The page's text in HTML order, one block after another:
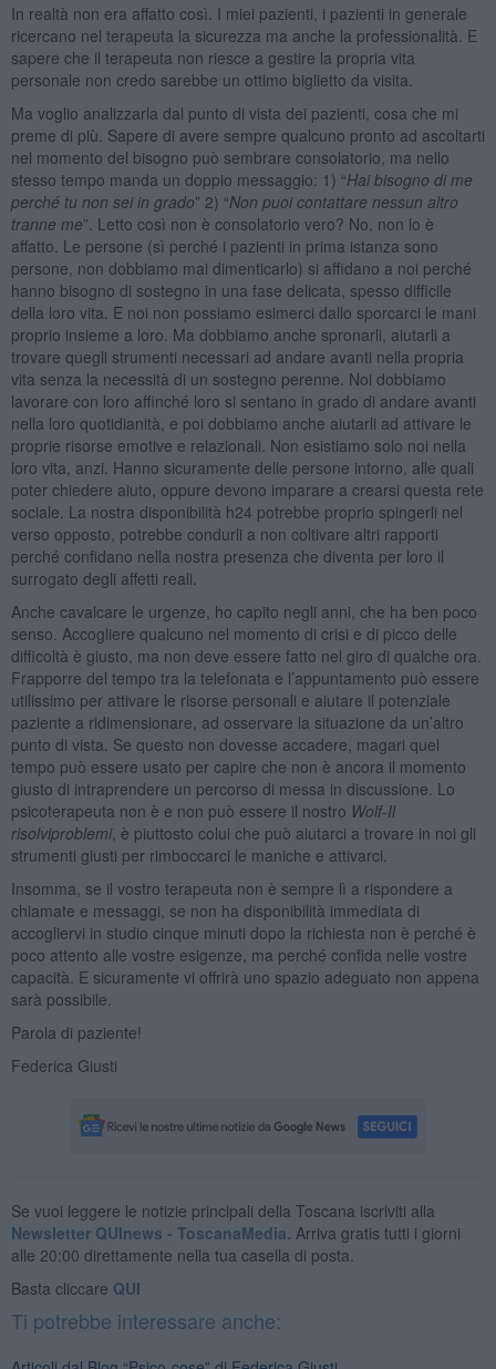
In realtà non era affatto così. I miei pazienti, i pazienti in generale
ricercano nel terapeuta la sicurezza ma anche la professionalità. E
sapere che il terapeuta non riesce a gestire la propria vita
personale non credo sarebbe un ottimo biglietto da visita.
Ma voglio analizzarla dal punto di vista dei pazienti, cosa che mi
preme di più. Sapere di avere sempre qualcuno pronto ad ascoltarti
nel momento del bisogno può sembrare consolatorio, ma nello
stesso tempo manda un doppio messaggio: 1) “Hai bisogno di me
perché tu non sei in grado” 2) “Non puoi contattare nessun altro
tranne me”. Letto così non è consolatorio vero? No, non lo è
affatto. Le persone (sì perché i pazienti in prima istanza sono
persone, non dobbiamo mai dimenticarlo) si affidano a noi perché
hanno bisogno di sostegno in una fase delicata, spesso difficile
della loro vita. E noi non possiamo esimerci dallo sporcarci le mani
proprio insieme a loro. Ma dobbiamo anche spronarli, aiutarli a
trovare quegli strumenti necessari ad andare avanti nella propria
vita senza la necessità di un sostegno perenne. Noi dobbiamo
lavorare con loro affinché loro si sentano in grado di andare avanti
nella loro quotidianità, e poi dobbiamo anche aiutarli ad attivare le
proprie risorse emotive e relazionali. Non esistiamo solo noi nella
loro vita, anzi. Hanno sicuramente delle persone intorno, alle quali
poter chiedere aiuto, oppure devono imparare a crearsi questa rete
sociale. La nostra disponibilità h24 potrebbe proprio spingerli nel
verso opposto, potrebbe condurli a non coltivare altri rapporti
perché confidano nella nostra presenza che diventa per loro il
surrogato degli affetti reali.
Anche cavalcare le urgenze, ho capito negli anni, che ha ben poco
senso. Accogliere qualcuno nel momento di crisi e di picco delle
difficoltà è giusto, ma non deve essere fatto nel giro di qualche ora.
Frapporre del tempo tra la telefonata e l’appuntamento può essere
utilissimo per attivare le risorse personali e aiutare il potenziale
paziente a ridimensionare, ad osservare la situazione da un’altro
punto di vista. Se questo non dovesse accadere, magari quel
tempo può essere usato per capire che non è ancora il momento
giusto di intraprendere un percorso di messa in discussione. Lo
psicoterapeuta non è e non può essere il nostro Wolf-Il
risolviproblemi, è piuttosto colui che può aiutarci a trovare in noi gli
strumenti giusti per rimboccarci le maniche e attivarci.
Insomma, se il vostro terapeuta non è sempre lì a rispondere a
chiamate e messaggi, se non ha disponibilità immediata di
accogliervi in studio cinque minuti dopo la richiesta non è perché è
poco attento alle vostre esigenze, ma perché confida nelle vostre
capacità. E sicuramente vi offrirà uno spazio adeguato non appena
sarà possibile.
Parola di paziente!
Federica Giusti
Se vuoi leggere le notizie principali della Toscana iscriviti alla
Newsletter QUInews - ToscanaMedia. Arriva gratis tutti i giorni
alle 20:00 direttamente nella tua casella di posta.
Basta cliccare QUI
Ti potrebbe interessare anche: